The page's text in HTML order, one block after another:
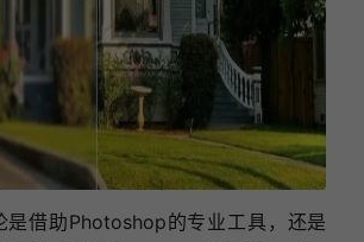
是借助Photoshop的专业工具，还是